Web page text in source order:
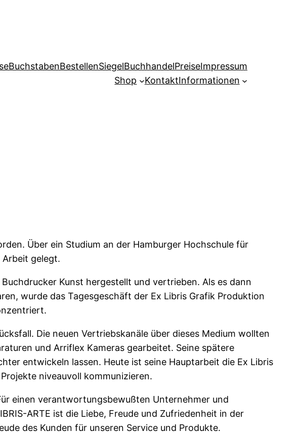
BuchstabenBestellenSiegelBuchhandelPreiseImpressum
Shop
KontaktInformationen
Über ein Studium an der Hamburger Hochschule für
Arbeit gelegt.
Kunst hergestellt und vertrieben. Als es dann
wurde das Tagesgeschäft der Ex Libris Grafik Produktion
Die neuen Vertriebskanäle über dieses Medium wollten
und Arriflex Kameras gearbeitet. Seine spätere
entwickeln lassen. Heute ist seine Hauptarbeit die Ex Libris
niveauvoll kommunizieren.
einen verantwortungsbewußten Unternehmer und
ARTE ist die Liebe, Freude und Zufriedenheit in der
des Kunden für unseren Service und Produkte.